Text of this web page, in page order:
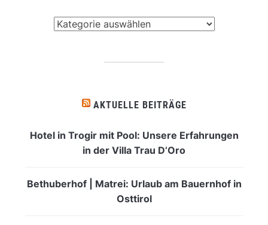
AKTUELLE BEITRÄGE
Hotel in Trogir mit Pool: Unsere Erfahrungen
in der Villa Trau D’Oro
Bethuberhof | Matrei: Urlaub am Bauernhof in
Osttirol